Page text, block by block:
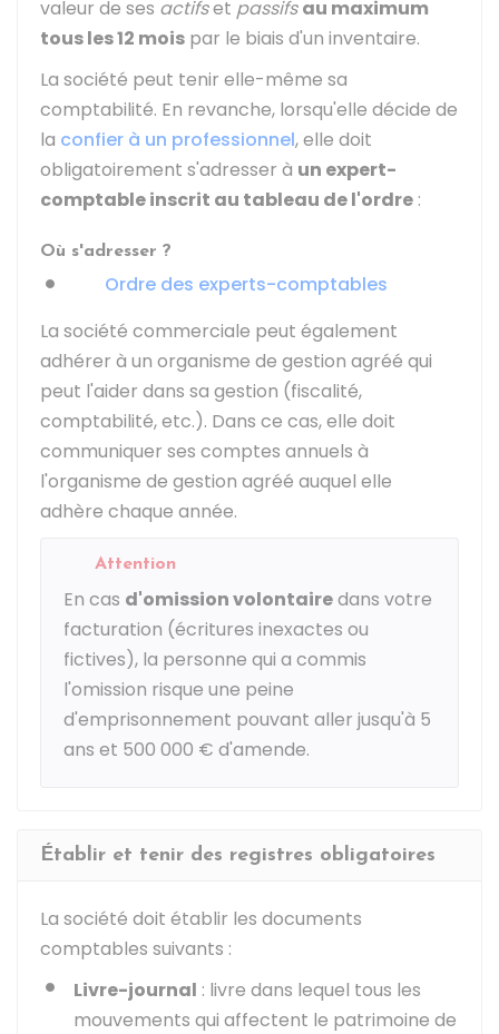
valeur de ses actifset passifs au maximum
tous les 12 mois par le biais d'un inventaire.
La société peut tenir elle-même sa
comptabilité. En revanche, lorsqu'elle décide de
la confier à un professionnel, elle doit
obligatoirement s'adresser à un expert-
comptable inscrit au tableau de l'ordre :
Où s'adresser ?
Ordre des experts-comptables
La société commerciale peut également
adhérer à un organisme de gestion agréé qui
peut l'aider dans sa gestion (fiscalité,
comptabilité, etc.). Dans ce cas, elle doit
communiquer ses comptes annuels à
l'organisme de gestion agréé auquel elle
adhère chaque année.
Attention
En cas d'omission volontairedans votre
facturation (écritures inexactes ou
fictives), la personne qui a commis
l'omission risque une peine
d'emprisonnement pouvant aller jusqu'à 5
ans et 500 000 € d'amende.
Établir et tenir des registres obligatoires
La société doit établir les documents
comptables suivants :
Livre-journal : livre dans lequel tous les
mouvements qui affectent le patrimoine de